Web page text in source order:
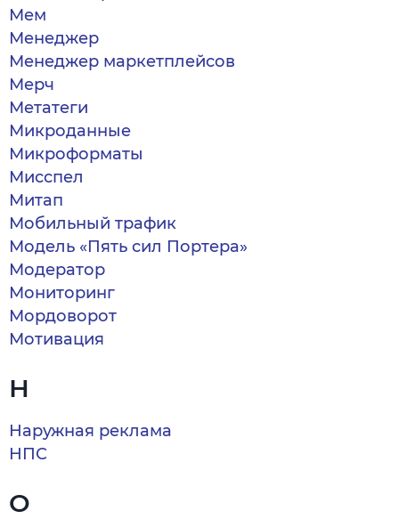
Мем
Менеджер
Менеджер маркетплейсов
Мерч
Метатеги
Микроданные
Микроформаты
Мисспел
Митап
Мобильный трафик
Модель «Пять сил Портера»
Модератор
Мониторинг
Мордоворот
Мотивация
Н
Наружная реклама
НПС
О